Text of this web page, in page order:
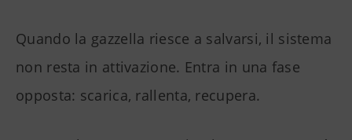
Quando la gazzella riesce a salvarsi, il sistema
non resta in attivazione. Entra in una fase
opposta: scarica, rallenta, recupera.